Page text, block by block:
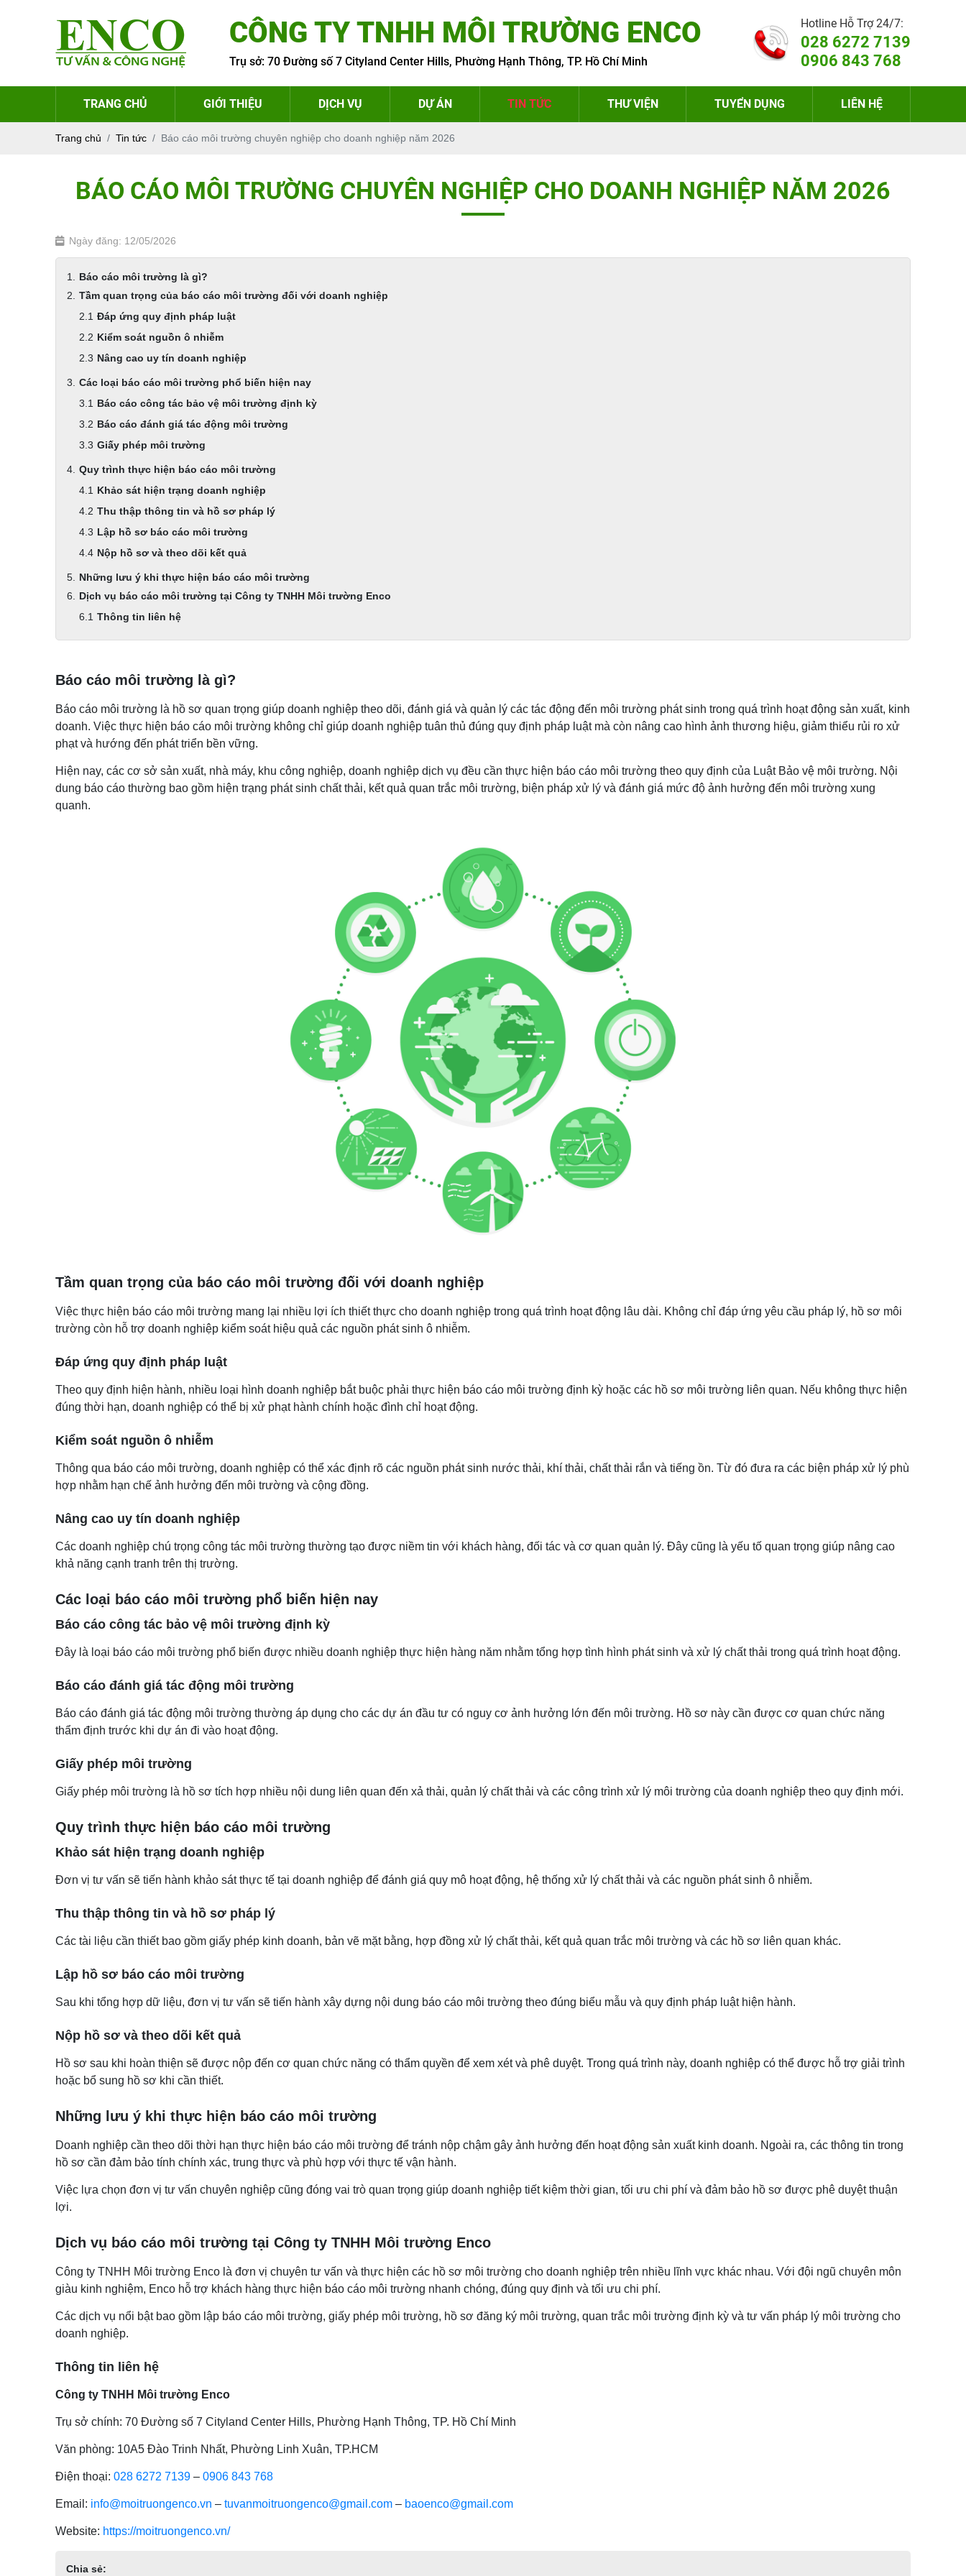
CÔNG TY TNHH MÔI TRƯỜNG ENCO
Trụ sở: 70 Đường số 7 Cityland Center Hills, Phường Hạnh Thông, TP. Hồ Chí Minh
Hotline Hỗ Trợ 24/7:
028 6272 7139
0906 843 768
TRANG CHỦ GIỚI THIỆU DỊCH VỤ DỰ ÁN TIN TỨC THƯ VIỆN TUYỂN DỤNG LIÊN HỆ
Trang chủ Tin tức Báo cáo môi trường chuyên nghiệp cho doanh nghiệp năm 2026
BÁO CÁO MÔI TRƯỜNG CHUYÊN NGHIỆP CHO DOANH NGHIỆP NĂM 2026
Ngày đăng: 12/05/2026
Báo cáo môi trường là gì?
Tầm quan trọng của báo cáo môi trường đối với doanh nghiệp
Đáp ứng quy định pháp luật
Kiểm soát nguồn ô nhiễm
Nâng cao uy tín doanh nghiệp
Các loại báo cáo môi trường phổ biến hiện nay
Báo cáo công tác bảo vệ môi trường định kỳ
Báo cáo đánh giá tác động môi trường
Giấy phép môi trường
Quy trình thực hiện báo cáo môi trường
Khảo sát hiện trạng doanh nghiệp
Thu thập thông tin và hồ sơ pháp lý
Lập hồ sơ báo cáo môi trường
Nộp hồ sơ và theo dõi kết quả
Những lưu ý khi thực hiện báo cáo môi trường
Dịch vụ báo cáo môi trường tại Công ty TNHH Môi trường Enco
Thông tin liên hệ
Báo cáo môi trường là gì?
Báo cáo môi trường là hồ sơ quan trọng giúp doanh nghiệp theo dõi, đánh giá và quản lý các tác động đến môi trường phát sinh trong quá trình hoạt động sản xuất, kinh
doanh. Việc thực hiện báo cáo môi trường không chỉ giúp doanh nghiệp tuân thủ đúng quy định pháp luật mà còn nâng cao hình ảnh thương hiệu, giảm thiểu rủi ro xử
phạt và hướng đến phát triển bền vững.
Hiện nay, các cơ sở sản xuất, nhà máy, khu công nghiệp, doanh nghiệp dịch vụ đều cần thực hiện báo cáo môi trường theo quy định của Luật Bảo vệ môi trường. Nội
dung báo cáo thường bao gồm hiện trạng phát sinh chất thải, kết quả quan trắc môi trường, biện pháp xử lý và đánh giá mức độ ảnh hưởng đến môi trường xung
quanh.
Tầm quan trọng của báo cáo môi trường đối với doanh nghiệp
Việc thực hiện báo cáo môi trường mang lại nhiều lợi ích thiết thực cho doanh nghiệp trong quá trình hoạt động lâu dài. Không chỉ đáp ứng yêu cầu pháp lý, hồ sơ môi
trường còn hỗ trợ doanh nghiệp kiểm soát hiệu quả các nguồn phát sinh ô nhiễm.
Đáp ứng quy định pháp luật
Theo quy định hiện hành, nhiều loại hình doanh nghiệp bắt buộc phải thực hiện báo cáo môi trường định kỳ hoặc các hồ sơ môi trường liên quan. Nếu không thực hiện
đúng thời hạn, doanh nghiệp có thể bị xử phạt hành chính hoặc đình chỉ hoạt động.
Kiểm soát nguồn ô nhiễm
Thông qua báo cáo môi trường, doanh nghiệp có thể xác định rõ các nguồn phát sinh nước thải, khí thải, chất thải rắn và tiếng ồn. Từ đó đưa ra các biện pháp xử lý phù
hợp nhằm hạn chế ảnh hưởng đến môi trường và cộng đồng.
Nâng cao uy tín doanh nghiệp
Các doanh nghiệp chú trọng công tác môi trường thường tạo được niềm tin với khách hàng, đối tác và cơ quan quản lý. Đây cũng là yếu tố quan trọng giúp nâng cao
khả năng cạnh tranh trên thị trường.
Các loại báo cáo môi trường phổ biến hiện nay
Báo cáo công tác bảo vệ môi trường định kỳ
Đây là loại báo cáo môi trường phổ biến được nhiều doanh nghiệp thực hiện hàng năm nhằm tổng hợp tình hình phát sinh và xử lý chất thải trong quá trình hoạt động.
Báo cáo đánh giá tác động môi trường
Báo cáo đánh giá tác động môi trường thường áp dụng cho các dự án đầu tư có nguy cơ ảnh hưởng lớn đến môi trường. Hồ sơ này cần được cơ quan chức năng
thẩm định trước khi dự án đi vào hoạt động.
Giấy phép môi trường
Giấy phép môi trường là hồ sơ tích hợp nhiều nội dung liên quan đến xả thải, quản lý chất thải và các công trình xử lý môi trường của doanh nghiệp theo quy định mới.
Quy trình thực hiện báo cáo môi trường
Khảo sát hiện trạng doanh nghiệp
Đơn vị tư vấn sẽ tiến hành khảo sát thực tế tại doanh nghiệp để đánh giá quy mô hoạt động, hệ thống xử lý chất thải và các nguồn phát sinh ô nhiễm.
Thu thập thông tin và hồ sơ pháp lý
Các tài liệu cần thiết bao gồm giấy phép kinh doanh, bản vẽ mặt bằng, hợp đồng xử lý chất thải, kết quả quan trắc môi trường và các hồ sơ liên quan khác.
Lập hồ sơ báo cáo môi trường
Sau khi tổng hợp dữ liệu, đơn vị tư vấn sẽ tiến hành xây dựng nội dung báo cáo môi trường theo đúng biểu mẫu và quy định pháp luật hiện hành.
Nộp hồ sơ và theo dõi kết quả
Hồ sơ sau khi hoàn thiện sẽ được nộp đến cơ quan chức năng có thẩm quyền để xem xét và phê duyệt. Trong quá trình này, doanh nghiệp có thể được hỗ trợ giải trình
hoặc bổ sung hồ sơ khi cần thiết.
Những lưu ý khi thực hiện báo cáo môi trường
Doanh nghiệp cần theo dõi thời hạn thực hiện báo cáo môi trường để tránh nộp chậm gây ảnh hưởng đến hoạt động sản xuất kinh doanh. Ngoài ra, các thông tin trong
hồ sơ cần đảm bảo tính chính xác, trung thực và phù hợp với thực tế vận hành.
Việc lựa chọn đơn vị tư vấn chuyên nghiệp cũng đóng vai trò quan trọng giúp doanh nghiệp tiết kiệm thời gian, tối ưu chi phí và đảm bảo hồ sơ được phê duyệt thuận
lợi.
Dịch vụ báo cáo môi trường tại Công ty TNHH Môi trường Enco
Công ty TNHH Môi trường Enco là đơn vị chuyên tư vấn và thực hiện các hồ sơ môi trường cho doanh nghiệp trên nhiều lĩnh vực khác nhau. Với đội ngũ chuyên môn
giàu kinh nghiệm, Enco hỗ trợ khách hàng thực hiện báo cáo môi trường nhanh chóng, đúng quy định và tối ưu chi phí.
Các dịch vụ nổi bật bao gồm lập báo cáo môi trường, giấy phép môi trường, hồ sơ đăng ký môi trường, quan trắc môi trường định kỳ và tư vấn pháp lý môi trường cho
doanh nghiệp.
Thông tin liên hệ
Công ty TNHH Môi trường Enco
Trụ sở chính: 70 Đường số 7 Cityland Center Hills, Phường Hạnh Thông, TP. Hồ Chí Minh
Văn phòng: 10A5 Đào Trinh Nhất, Phường Linh Xuân, TP.HCM
Điện thoại: 028 6272 7139 – 0906 843 768
Email: info@moitruongenco.vn – tuvanmoitruongenco@gmail.com – baoenco@gmail.com
Website: https://moitruongenco.vn/
Chia sẻ: